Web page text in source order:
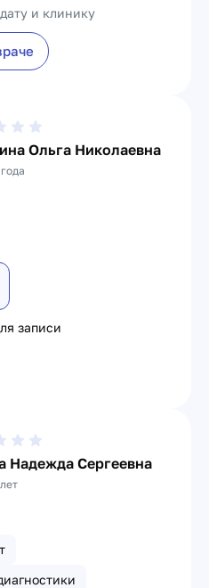
и клинику
Ольга Николаевна
записи
Надежда Сергеевна